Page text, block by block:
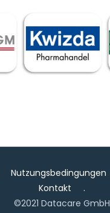
Nutzungsbedingungen
Kontakt
.
©2021 Datacare GmbH